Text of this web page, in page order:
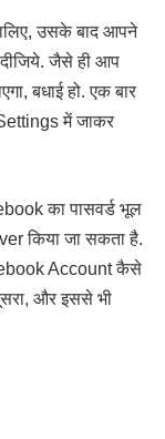
उसके बाद आपने
दीजिये. जैसे ही आप
बधाई हो. एक बार
में जाकर
का पासवर्ड भूल
किया जा सकता है.
Account कैसे
और इससे भी